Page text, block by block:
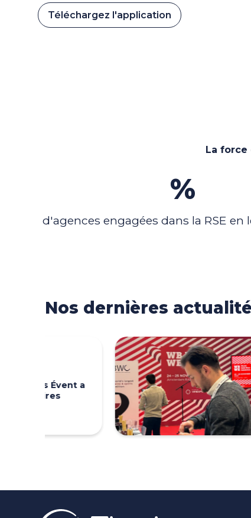
Téléchargez l'application
La
%
d'agences engagées dans la RSE en
Nos dernières